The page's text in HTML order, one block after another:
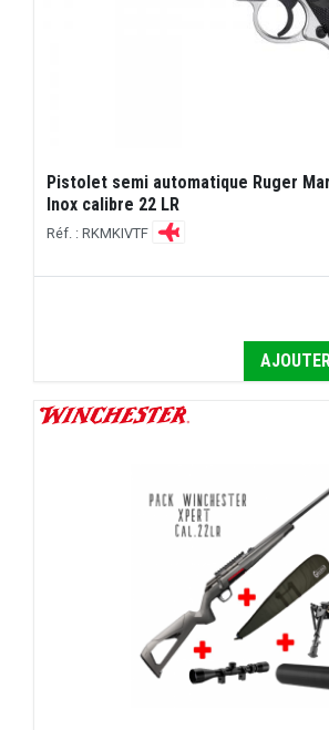
Pistolet semi automatique Ruger
Inox calibre 22 LR
Réf. : RKMKIVTF